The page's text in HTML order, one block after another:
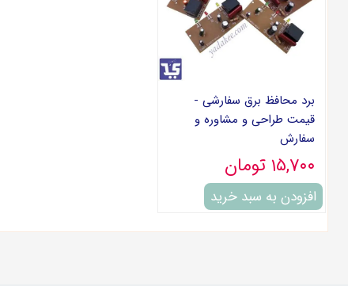
برد محافظ برق سفارشی -
قیمت طراحی و مشاوره و
سفارش
۱۵,۷۰۰ تومان
افزودن به سبد خرید